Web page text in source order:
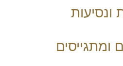
ונסיעות
ומתגייסים